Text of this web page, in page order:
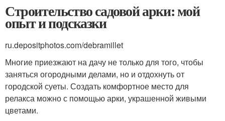
Строительство садовой арки: мой
опыт и подсказки
ru.depositphotos.com/debramillet
Многие приезжают на дачу не только для того, чтобы
заняться огородными делами, но и отдохнуть от
городской суеты. Создать комфортное место для
релакса можно с помощью арки, украшенной живыми
цветами.